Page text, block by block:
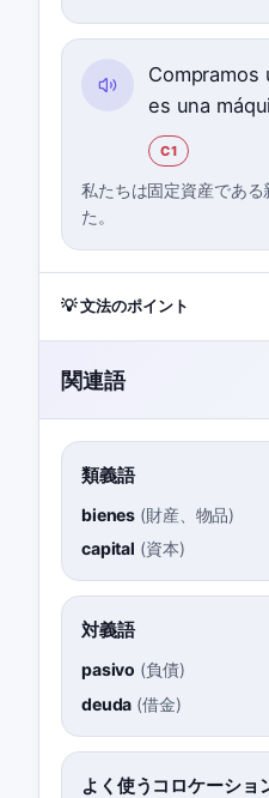
es una
C1
私たちは固定資産であ
た。
💡 文法のポイント
関連語
類義語
bienes (財産、物品)
capital (資本)
対義語
pasivo (負債)
deuda (借金)
よく使うコロケーショ